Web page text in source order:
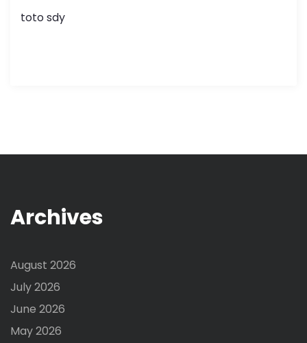
toto sdy
Archives
August 2026
July 2026
June 2026
May 2026